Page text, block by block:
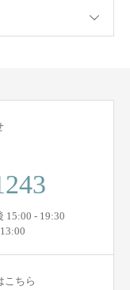
- 19:30
こちら